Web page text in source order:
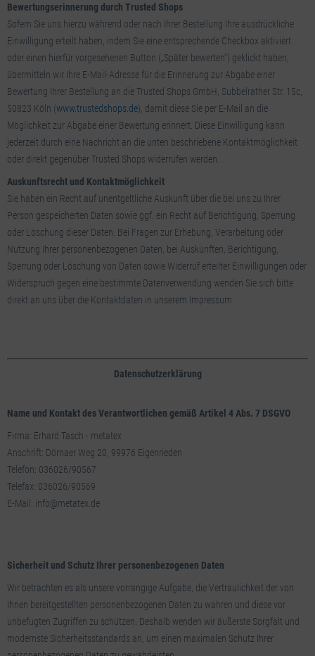
Bewertungserinnerung durch Trusted Shops
Sofern Sie uns hierzu während oder nach Ihrer Bestellung Ihre ausdrückliche
Einwilligung erteilt haben, indem Sie eine entsprechende Checkbox aktiviert
oder einen hierfür vorgesehenen Button („Später bewerten“) geklickt haben,
übermitteln wir Ihre E-Mail-Adresse für die Erinnerung zur Abgabe einer
Bewertung Ihrer Bestellung an die Trusted Shops GmbH, Subbelrather Str. 15c,
50823 Köln (www.trustedshops.de), damit diese Sie per E-Mail an die
Möglichkeit zur Abgabe einer Bewertung erinnert. Diese Einwilligung kann
jederzeit durch eine Nachricht an die unten beschriebene Kontaktmöglichkeit
oder direkt gegenüber Trusted Shops widerrufen werden.
Auskunftsrecht und Kontaktmöglichkeit
Sie haben ein Recht auf unentgeltliche Auskunft über die bei uns zu Ihrer
Person gespeicherten Daten sowie ggf. ein Recht auf Berichtigung, Sperrung
oder Löschung dieser Daten. Bei Fragen zur Erhebung, Verarbeitung oder
Nutzung Ihrer personenbezogenen Daten, bei Auskünften, Berichtigung,
Sperrung oder Löschung von Daten sowie Widerruf erteilter Einwilligungen oder
Widerspruch gegen eine bestimmte Datenverwendung wenden Sie sich bitte
direkt an uns über die Kontaktdaten in unserem Impressum.
Datenschutzerklärung
Name und Kontakt des Verantwortlichen gemäß Artikel 4 Abs. 7 DSGVO
Firma: Erhard Tasch - metatex
Anschrift: Dörnaer Weg 20, 99976 Eigenrieden
Telefon: 036026/90567
Telefax: 036026/90569
E-Mail: info@metatex.de
Sicherheit und Schutz Ihrer personenbezogenen Daten
Wir betrachten es als unsere vorrangige Aufgabe, die Vertraulichkeit der von
Ihnen bereitgestellten personenbezogenen Daten zu wahren und diese vor
unbefugten Zugriffen zu schützen. Deshalb wenden wir äußerste Sorgfalt und
modernste Sicherheitsstandards an, um einen maximalen Schutz Ihrer